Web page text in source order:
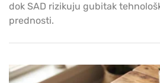
dok SAD rizikuju gubitak
prednosti.